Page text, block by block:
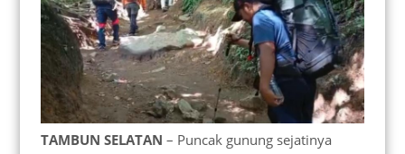
TAMBUN SELATAN – Puncak gunung sejatinya